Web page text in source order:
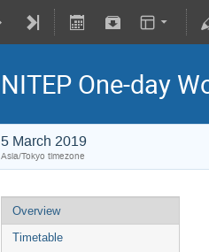
NITEP One-day
5 March 2019
Asia/Tokyo timezone
Overview
Timetable